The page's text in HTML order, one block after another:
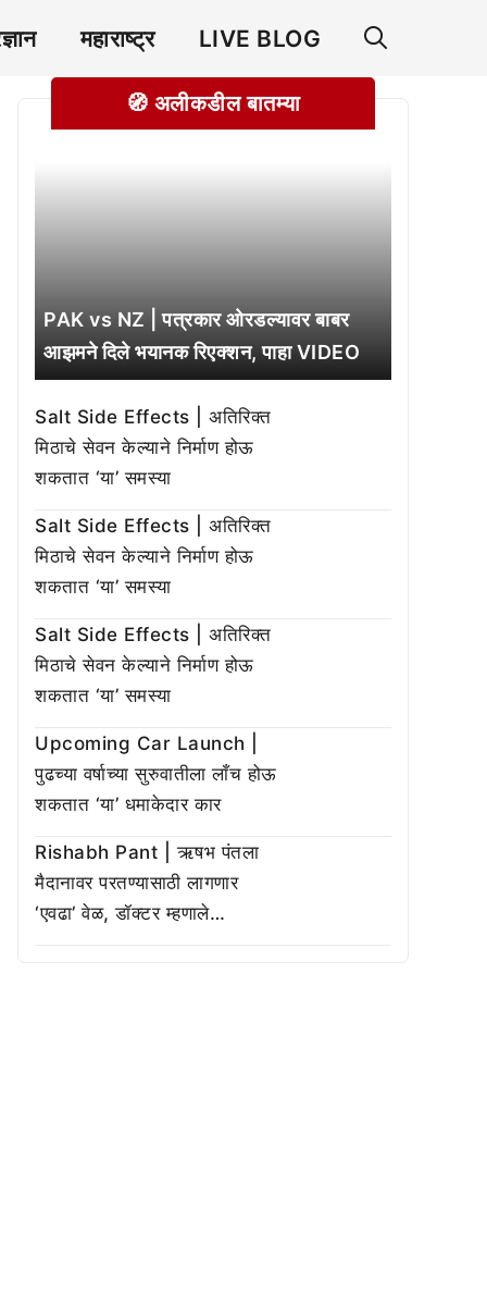
महाराष्ट्र LIVE BLOG
🧭 अलीकडील बातम्या
PAK vs NZ | पत्रकार ओरडल्यावर बाबर
आझमने दिले भयानक रिएक्शन, पाहा VIDEO
Salt Side Effects | अतिरिक्त
मिठाचे सेवन केल्याने निर्माण होऊ
शकतात ‘या’ समस्या
Salt Side Effects | अतिरिक्त
मिठाचे सेवन केल्याने निर्माण होऊ
शकतात ‘या’ समस्या
Salt Side Effects | अतिरिक्त
मिठाचे सेवन केल्याने निर्माण होऊ
शकतात ‘या’ समस्या
Upcoming Car Launch |
पुढच्या वर्षाच्या सुरुवातीला लाँच होऊ
शकतात ‘या’ धमाकेदार कार
Rishabh Pant | ऋषभ पंतला
मैदानावर परतण्यासाठी लागणार
‘एवढा’ वेळ, डॉक्टर म्हणाले…